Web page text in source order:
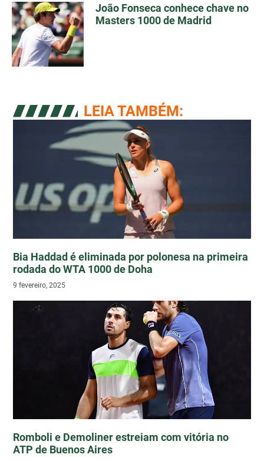
João Fonseca conhece chave no
Masters 1000 de Madrid
LEIA TAMBÉM:
Bia Haddad é eliminada por polonesa na primeira
rodada do WTA 1000 de Doha
9 fevereiro, 2025
Romboli e Demoliner estreiam com vitória no
ATP de Buenos Aires